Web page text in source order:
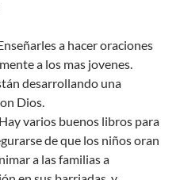
a hacer oraciones
a los mas jovenes.
desarrollando una
Dios.
Hay varios buenos libros para
de que los niños oran
a las familias a